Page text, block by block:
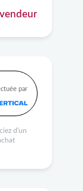
par
d'un